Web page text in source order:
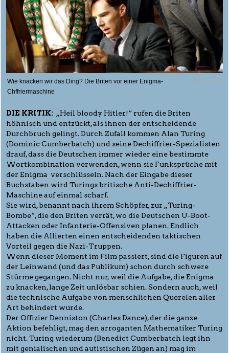
Wie knacken wir das Ding? Die Briten vor einer Enigma-
Chffriermaschine
© SquareOne
DIE KRITIK: „Heil bloody Hitler!“ rufen die Briten
höhnisch und entzückt, als ihnen der entscheidende
Durchbruch gelingt. Durch Zufall kommen Alan Turing
(Dominic Cumberbatch) und seine Dechiffrier-Spezialisten
drauf, dass die Deutschen immer wieder eine bestimmte
Wortkombination verwenden, wenn sie Funksprüche mit
der Enigma verschlüsseln. Nach der Eingabe dieser
Buchstaben wird Turings britische Anti-Dechiffrier-
Maschine auf einmal scharf.
Sie wird, benannt nach ihrem Schöpfer, zur „Turing-
Bombe“, die den Briten verrät, wo die Deutschen U-Boot-
Attacken oder Infanterie-Offensiven planen. Endlich
haben die Allierten einen entscheidenden taktischen
Vorteil gegen die Nazi-Truppen.
Wenn dieser Moment im Film passiert, sind die Figuren auf
der Leinwand (und das Publikum) schon durch schwere
Stürme gegangen. Nicht nur, weil die Aufgabe, die Enigma
zu knacken, lange Zeit unlösbar schien. Sondern auch, weil
die technische Aufgabe von menschlichen Querelen aller
Art behindert wurde.
Der Offizier Denniston (Charles Dance), der die ganze
Aktion befehligt, mag den arroganten Mathematiker Turing
nicht. Turing wiederum (Benedict Cumberbatch legt ihn
mit genialischen und autistischen Zügen an) mag im